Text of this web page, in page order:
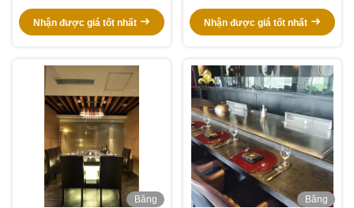
Nhận được giá tốt nhất Nhận được giá tốt nhất
Băng
Băng